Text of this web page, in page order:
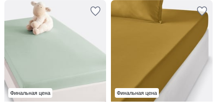
Финальная цена Финальная цена